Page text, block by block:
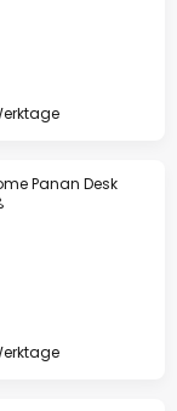
Panan Desk